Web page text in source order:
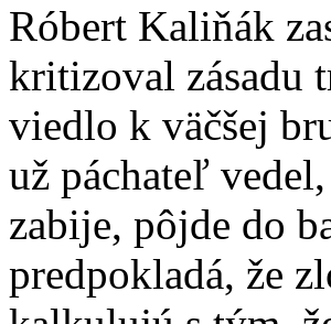
Róbert Kaliňák
kritizoval zásadu
viedlo k väčšej
už páchateľ
zabije, pôjde do
predpokladá, že